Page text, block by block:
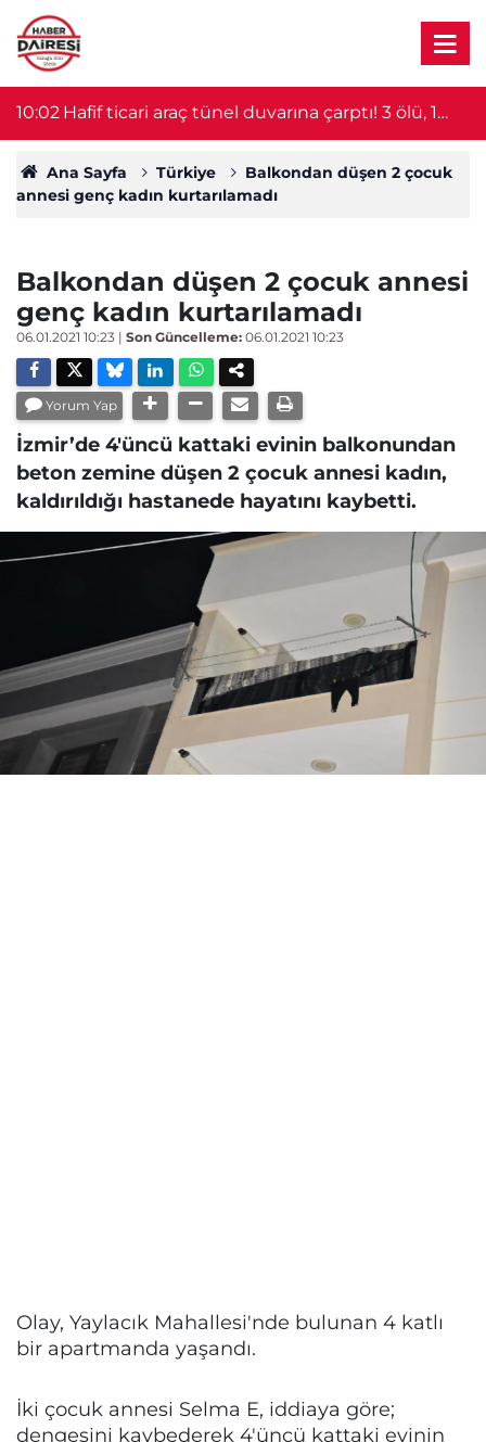
10:02 Hafif ticari araç tünel duvarına çarptı! 3 ölü, 1
yaralı
Ana Sayfa Türkiye
Balkondan düşen 2 çocuk
annesi genç kadın kurtarılamadı
Balkondan düşen 2 çocuk annesi
genç kadın kurtarılamadı
06.01.2021 10:23 | Son Güncelleme: 06.01.2021 10:23
Yorum Yap
İzmir’de 4'üncü kattaki evinin balkonundan
beton zemine düşen 2 çocuk annesi kadın,
kaldırıldığı hastanede hayatını kaybetti.
Olay, Yaylacık Mahallesi'nde bulunan 4 katlı
bir apartmanda yaşandı.
İki çocuk annesi Selma E, iddiaya göre;
dengesini kaybederek 4'üncü kattaki evinin